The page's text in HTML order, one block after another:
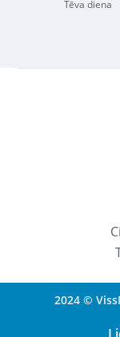
Tēva diena
2024 ©